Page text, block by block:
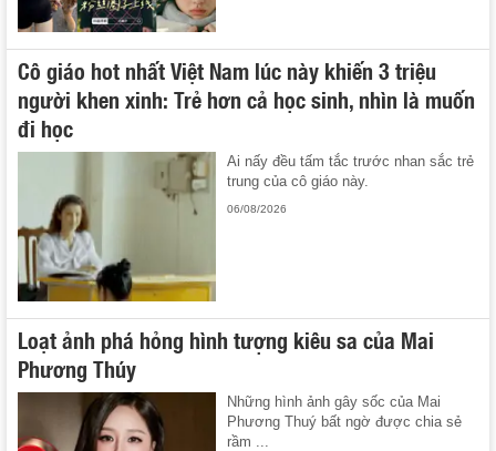
Cô giáo hot nhất Việt Nam lúc này khiến 3 triệu
người khen xinh: Trẻ hơn cả học sinh, nhìn là muốn
đi học
Ai nấy đều tấm tắc trước nhan sắc trẻ
trung của cô giáo này.
06/08/2026
Loạt ảnh phá hỏng hình tượng kiêu sa của Mai
Phương Thúy
Những hình ảnh gây sốc của Mai
Phương Thuý bất ngờ được chia sẻ
rầm ...